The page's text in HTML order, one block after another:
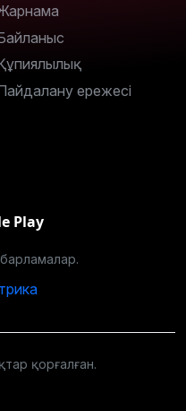
ережесі
Play
қорғалған.